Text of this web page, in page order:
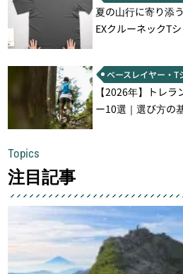
夏の山行に寄り添
EXクルーネックT
ベースレイヤー・T
【2026年】トレ
ー10選｜選び方の
Topics
注目記事